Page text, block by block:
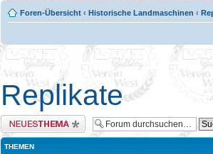
Foren-Übersicht ‹ Historische Landmaschinen ‹
Replikate
Neues Thema erstellen
THEMEN